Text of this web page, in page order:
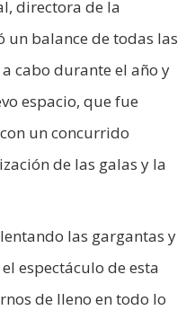
directora de la
un balance de todas las
cabo durante el año y
espacio, que fue
un concurrido
de las galas y la
las gargantas y
espectáculo de esta
de lleno en todo lo